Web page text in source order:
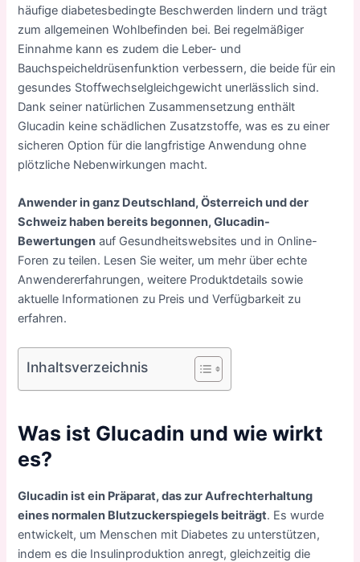
häufige diabetesbedingte Beschwerden lindern und trägt
zum allgemeinen Wohlbefinden bei. Bei regelmäßiger
Einnahme kann es zudem die Leber- und
Bauchspeicheldrüsenfunktion verbessern, die beide für ein
gesundes Stoffwechselgleichgewicht unerlässlich sind.
Dank seiner natürlichen Zusammensetzung enthält
Glucadin keine schädlichen Zusatzstoffe, was es zu einer
sicheren Option für die langfristige Anwendung ohne
plötzliche Nebenwirkungen macht.
Anwender in ganz Deutschland, Österreich und der
Schweiz haben bereits begonnen, Glucadin-
Bewertungen auf Gesundheitswebsites und in Online-
Foren zu teilen. Lesen Sie weiter, um mehr über echte
Anwendererfahrungen, weitere Produktdetails sowie
aktuelle Informationen zu Preis und Verfügbarkeit zu
erfahren.
Inhaltsverzeichnis
Was ist Glucadin und wie wirkt
es?
Glucadin ist ein Präparat, das zur Aufrechterhaltung
eines normalen Blutzuckerspiegels beiträgt. Es wurde
entwickelt, um Menschen mit Diabetes zu unterstützen,
indem es die Insulinproduktion anregt, gleichzeitig die